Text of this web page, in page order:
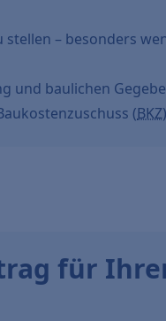
stellen – besonders
und baulichen
(BKZ
für